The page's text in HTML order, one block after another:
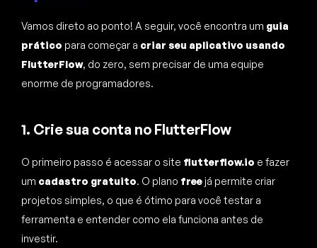
Vamos direto ao ponto! A seguir, você encontra um guia
prático para começar a criar seu aplicativo usando
FlutterFlow, do zero, sem precisar de uma equipe
enorme de programadores.
1. Crie sua conta no FlutterFlow
O primeiro passo é acessar o site flutterflow.io e fazer
um cadastro gratuito. O plano free já permite criar
projetos simples, o que é ótimo para você testar a
ferramenta e entender como ela funciona antes de
investir.